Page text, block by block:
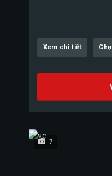
Xem chi tiết
7